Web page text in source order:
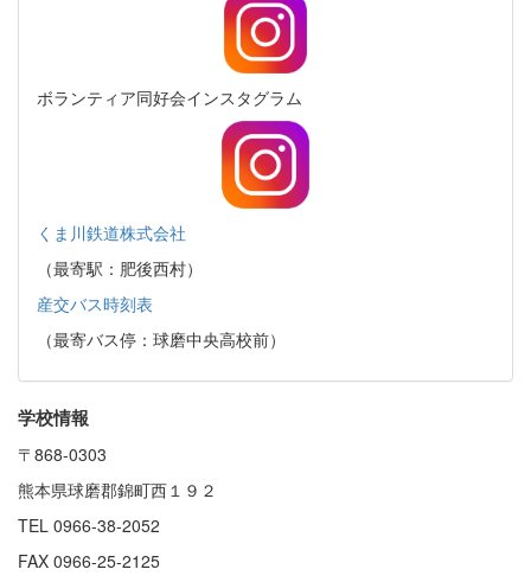
ボランティア同好会インスタグラム
くま川鉄道株式会社
（最寄駅：肥後西村）
産交バス時刻表
（最寄バス停：球磨中央高校前）
学校情報
〒868-0303
熊本県球磨郡錦町西１９２
TEL 0966-38-2052
FAX 0966-25-2125